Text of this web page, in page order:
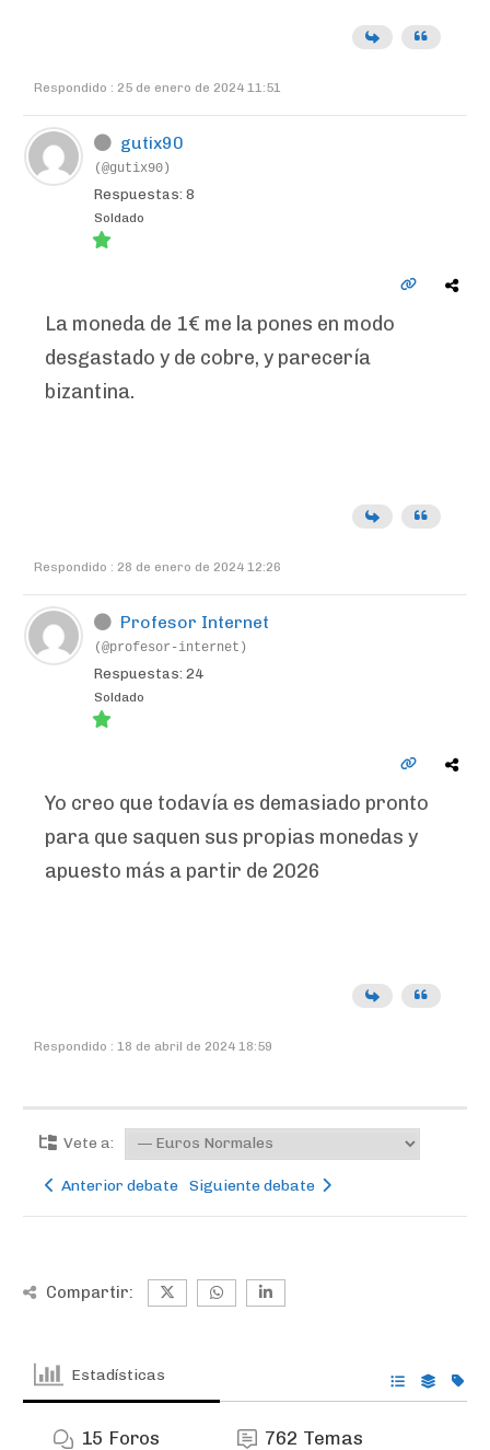
Respondido : 25 de enero de 2024 11:51
gutix90
(@gutix90)
Respuestas: 8
Soldado
La moneda de 1€ me la pones en modo
desgastado y de cobre, y parecería
bizantina.
Respondido : 28 de enero de 2024 12:26
Profesor Internet
(@profesor-internet)
Respuestas: 24
Soldado
Yo creo que todavía es demasiado pronto
para que saquen sus propias monedas y
apuesto más a partir de 2026
Respondido : 18 de abril de 2024 18:59
Vete a:
Anterior debate Siguiente debate
Compartir:
Estadísticas
15 Foros 762 Temas